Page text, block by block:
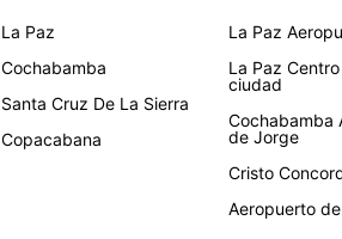
La Paz
Cochabamba
Santa Cruz De La Sierra
Copacabana
La Paz
La Paz
ciudad
Cochabamba
de Jorge
Cristo
Aeropuerto